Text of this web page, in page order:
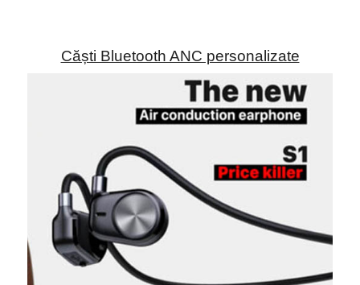
Căști Bluetooth ANC personalizate